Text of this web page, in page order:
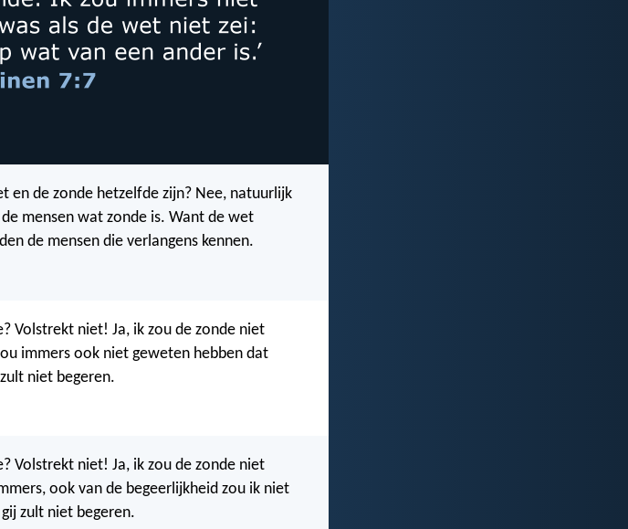
en de zonde hetzelfde zijn? Nee, natuurlijk
mensen wat zonde is. Want de wet
de mensen die verlangens kennen.
Volstrekt niet! Ja, ik zou de zonde niet
immers ook niet geweten hebben dat
niet begeren.
Volstrekt niet! Ja, ik zou de zonde niet
ook van de begeerlijkheid zou ik niet
zult niet begeren.